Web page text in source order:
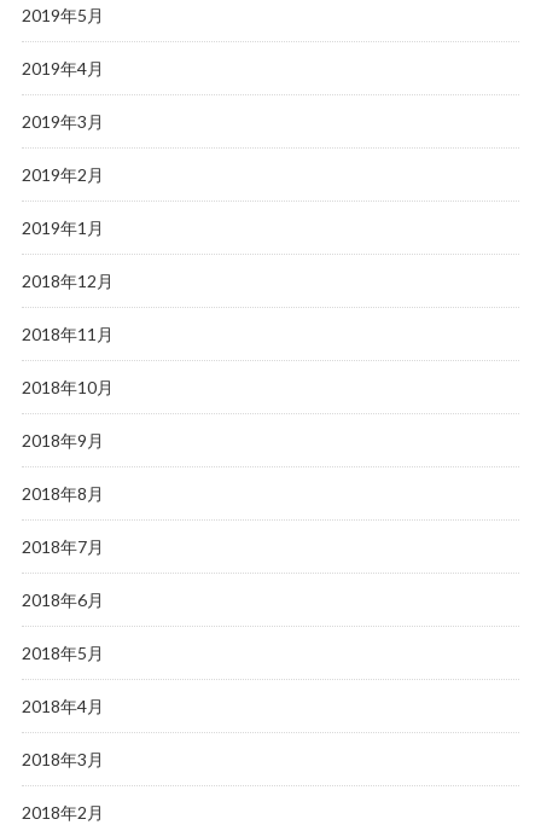
2019年5月
2019年4月
2019年3月
2019年2月
2019年1月
2018年12月
2018年11月
2018年10月
2018年9月
2018年8月
2018年7月
2018年6月
2018年5月
2018年4月
2018年3月
2018年2月